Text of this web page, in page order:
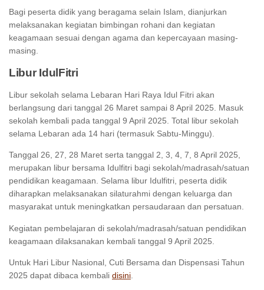
Bagi peserta didik yang beragama selain Islam, dianjurkan
melaksanakan kegiatan bimbingan rohani dan kegiatan
keagamaan sesuai dengan agama dan kepercayaan masing-
masing.
Libur IdulFitri
Libur sekolah selama Lebaran Hari Raya Idul Fitri akan
berlangsung dari tanggal 26 Maret sampai 8 April 2025. Masuk
sekolah kembali pada tanggal 9 April 2025. Total libur sekolah
selama Lebaran ada 14 hari (termasuk Sabtu-Minggu).
Tanggal 26, 27, 28 Maret serta tanggal 2, 3, 4, 7, 8 April 2025,
merupakan libur bersama Idulfitri bagi sekolah/madrasah/satuan
pendidikan keagamaan. Selama libur Idulfitri, peserta didik
diharapkan melaksanakan silaturahmi dengan keluarga dan
masyarakat untuk meningkatkan persaudaraan dan persatuan.
Kegiatan pembelajaran di sekolah/madrasah/satuan pendidikan
keagamaan dilaksanakan kembali tanggal 9 April 2025.
Untuk Hari Libur Nasional, Cuti Bersama dan Dispensasi Tahun
2025 dapat dibaca kembali disini